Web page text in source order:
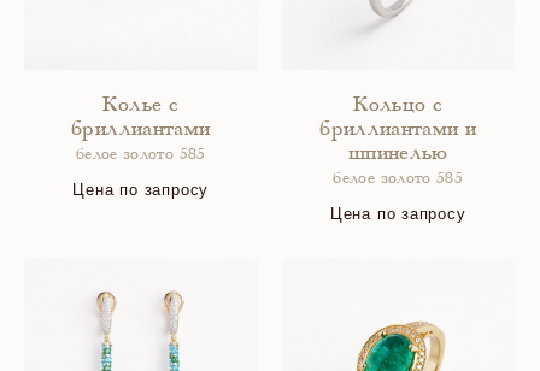
Колье с
бриллиантами
белое золото 585
Цена по запросу
Кольцо с
бриллиантами и
шпинелью
белое золото 585
Цена по запросу